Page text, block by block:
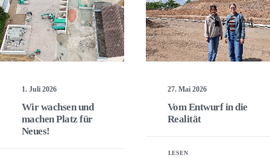
1. Juli 2026
Wir wachsen und
machen Platz für
Neues!
27. Mai 2026
Vom Entwurf in die
Realität
LESEN